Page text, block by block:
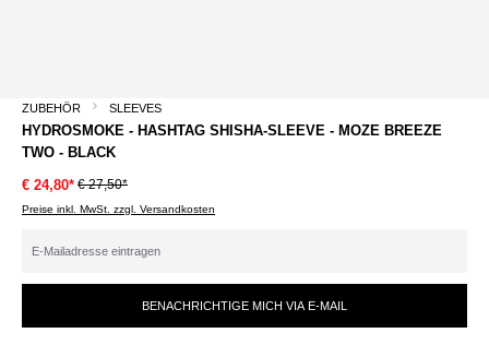
ZUBEHÖR SLEEVES
HYDROSMOKE - HASHTAG SHISHA-SLEEVE - MOZE BREEZE
TWO - BLACK
€ 24,80* € 27,50*
Preise inkl. MwSt. zzgl. Versandkosten
BENACHRICHTIGE MICH VIA E-MAIL